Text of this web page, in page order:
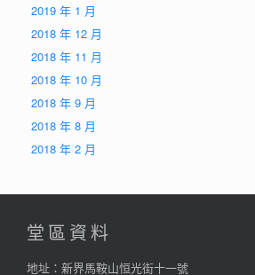
2019 年 1 月
2018 年 12 月
2018 年 11 月
2018 年 10 月
2018 年 9 月
2018 年 8 月
2018 年 2 月
堂區資料
地址：新界馬鞍山恒光街十一號